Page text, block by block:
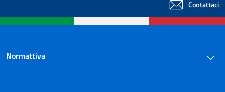
Contattaci
Normattiva